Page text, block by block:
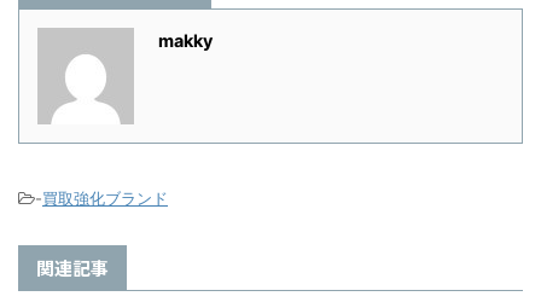
makky
-買取強化ブランド
関連記事